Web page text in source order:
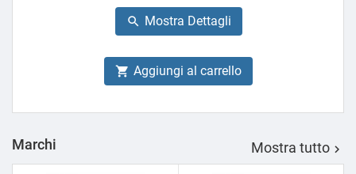
base
 Mostra Dettagli
 Aggiungi al carrello
Marchi Mostra tutto 